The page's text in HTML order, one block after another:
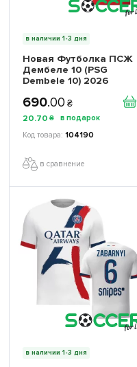
в наличии 1-3 дня
Новая Футболка ПСЖ
Дембеле 10 (PSG
Dembele 10) 2026
16261102 цвет: красный
690.00 ₴
20.70 ₴
104190
в сравнение
в наличии 1-3 дня